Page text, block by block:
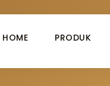
HOME PRODUK